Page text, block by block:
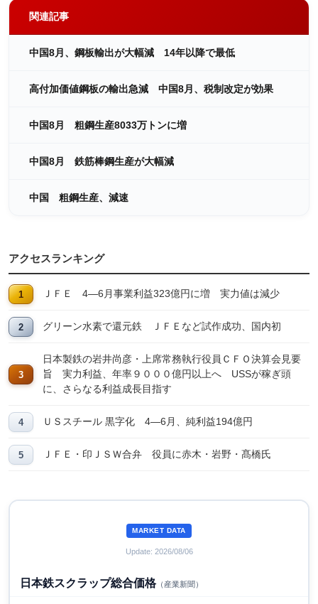
関連記事
中国8月、鋼板輸出が大幅減 14年以降で最低
高付加価値鋼板の輸出急減 中国8月、税制改定が効果
中国8月 粗鋼生産8033万トンに増
中国8月 鉄筋棒鋼生産が大幅減
中国 粗鋼生産、減速
アクセスランキング
ＪＦＥ 4―6月事業利益323億円に増 実力値は減少
グリーン水素で還元鉄 ＪＦＥなど試作成功、国内初
日本製鉄の岩井尚彦・上席常務執行役員ＣＦＯ決算会見要
旨 実力利益、年率９０００億円以上へ USSが稼ぎ頭
に、さらなる利益成長目指す
ＵＳスチール 黒字化 4―6月、純利益194億円
ＪＦＥ・印ＪＳＷ合弁 役員に赤木・岩野・髙橋氏
MARKET DATA
Update: 2026/08/06
日本鉄スクラップ総合価格（産業新聞）